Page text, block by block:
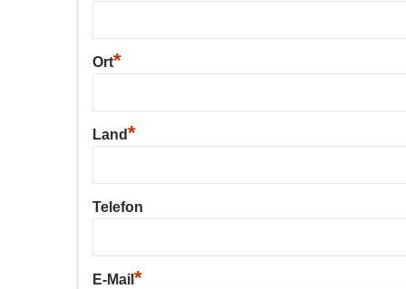
Ort*
Land*
Telefon
E-Mail *